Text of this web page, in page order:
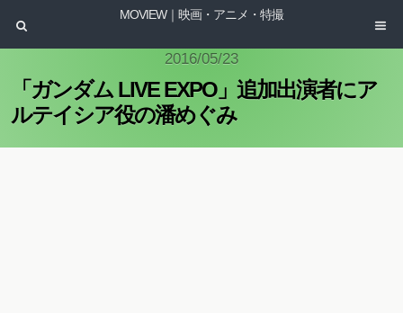
MOVIEW｜映画・アニメ・特撮
2016/05/23
「ガンダム LIVE EXPO」追加出演者にア
ルテイシア役の潘めぐみ